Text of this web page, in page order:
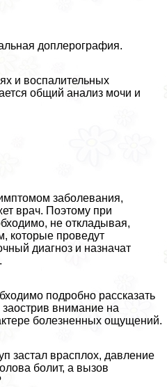
доплерография.
и воспалительных
общий анализ мочи и
заболевания,
врач. Поэтому при
не откладывая,
которые проведут
диагноз и назначат
подробно рассказать
внимание на
болезненных ощущений.
застал врасплох, давление
болит, а вызов